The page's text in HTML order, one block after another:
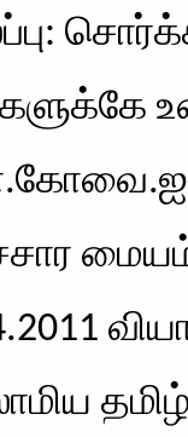
தமிழ்